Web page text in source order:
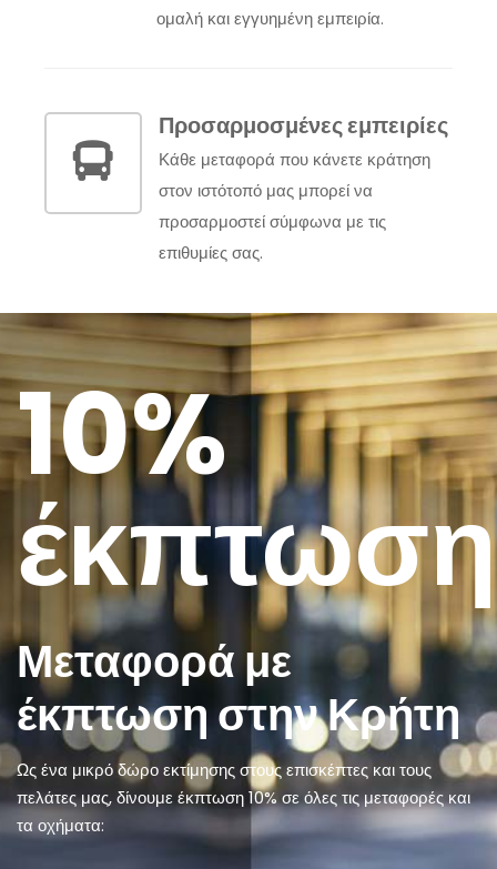
ομαλή και εγγυημένη εμπειρία.
Προσαρμοσμένες εμπειρίες
Κάθε μεταφορά που κάνετε κράτηση
στον ιστότοπό μας μπορεί να
προσαρμοστεί σύμφωνα με τις
επιθυμίες σας.
10%
έκπτωση
Μεταφορά με
έκπτωση στην Κρήτη
Ως ένα μικρό δώρο εκτίμησης στους επισκέπτες και τους
πελάτες μας, δίνουμε έκπτωση 10% σε όλες τις μεταφορές και
τα οχήματα: